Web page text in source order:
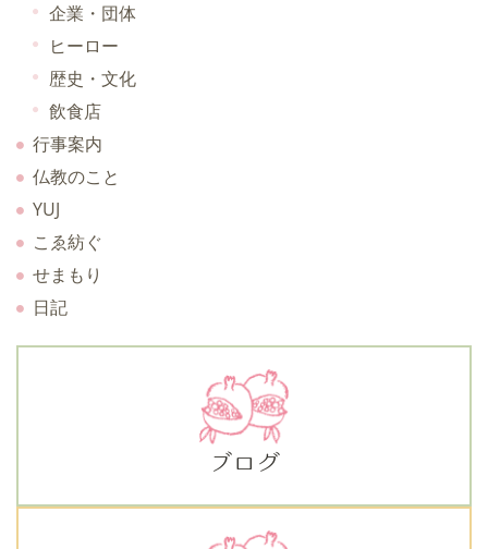
企業・団体
ヒーロー
歴史・文化
飲食店
行事案内
仏教のこと
YUJ
こゑ紡ぐ
せまもり
日記
ブログ